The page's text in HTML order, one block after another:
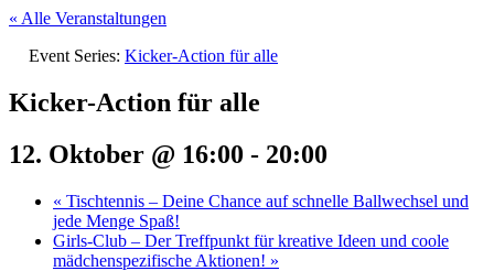
« Alle Veranstaltungen
Event Series: Kicker-Action für alle
Kicker-Action für alle
12. Oktober @ 16:00 - 20:00
« Tischtennis – Deine Chance auf schnelle Ballwechsel und
jede Menge Spaß!
Girls-Club – Der Treffpunkt für kreative Ideen und coole
mädchenspezifische Aktionen! »